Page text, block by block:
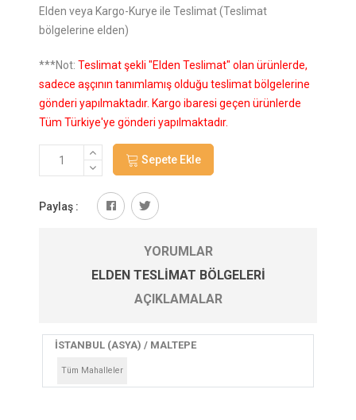
Elden veya Kargo-Kurye ile Teslimat (Teslimat
bölgelerine elden)
***Not: Teslimat şekli "Elden Teslimat" olan ürünlerde,
sadece aşçının tanımlamış olduğu teslimat bölgelerine
gönderi yapılmaktadır. Kargo ibaresi geçen ürünlerde
Tüm Türkiye'ye gönderi yapılmaktadır.
Sepete Ekle
Paylaş :
YORUMLAR
ELDEN TESLIMAT BÖLGELERI
AÇIKLAMALAR
İSTANBUL (ASYA) / MALTEPE
Tüm Mahalleler